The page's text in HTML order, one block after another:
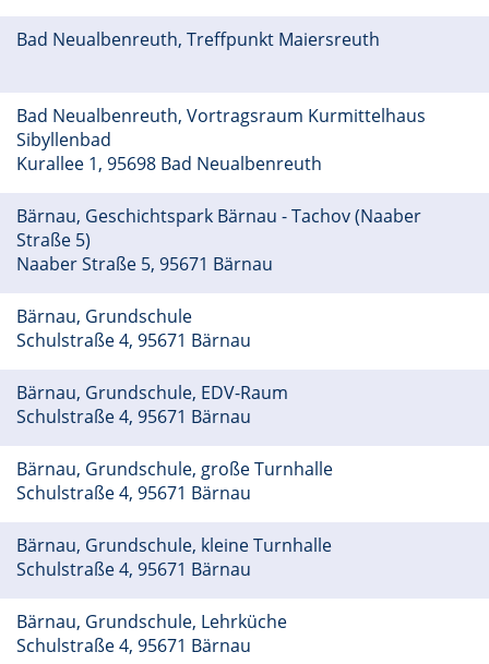
Bad Neualbenreuth, Treffpunkt Maiersreuth
Bad Neualbenreuth, Vortragsraum Kurmittelhaus
Sibyllenbad
Kurallee 1, 95698 Bad Neualbenreuth
Bärnau, Geschichtspark Bärnau - Tachov (Naaber
Straße 5)
Naaber Straße 5, 95671 Bärnau
Bärnau, Grundschule
Schulstraße 4, 95671 Bärnau
Bärnau, Grundschule, EDV-Raum
Schulstraße 4, 95671 Bärnau
Bärnau, Grundschule, große Turnhalle
Schulstraße 4, 95671 Bärnau
Bärnau, Grundschule, kleine Turnhalle
Schulstraße 4, 95671 Bärnau
Bärnau, Grundschule, Lehrküche
Schulstraße 4, 95671 Bärnau